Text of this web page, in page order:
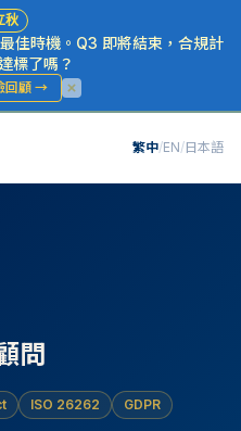
秋
佳時機。Q3 即將結束，合規計
標了嗎？
回顧→
繁中/EN/日本語
問
ISO 26262 GDPR